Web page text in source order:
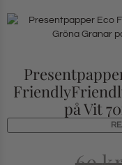
på Vit